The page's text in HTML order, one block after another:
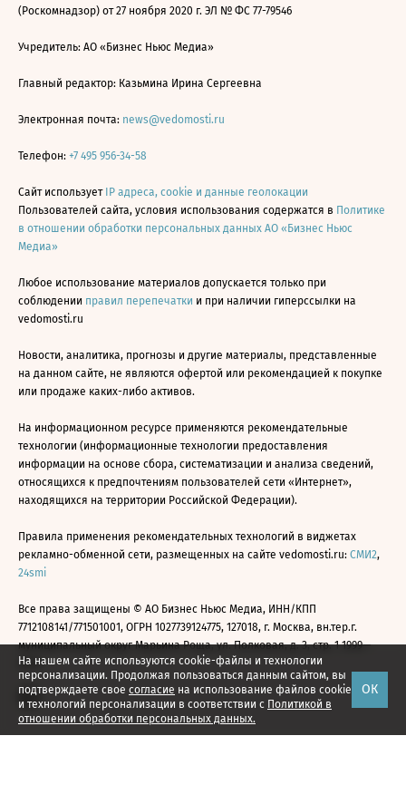
На нашем сайте используются cookie-файлы и технологии
персонализации. Продолжая пользоваться данным сайтом, вы
подтверждаете свое согласие на использование файлов cookie
и технологий персонализации в соответствии с Политикой в
отношении обработки персональных данных.
ОК
(Роскомнадзор) от 27 ноября 2020 г. ЭЛ № ФС 77-79546
Учредитель: АО «Бизнес Ньюс Медиа»
Главный редактор: Казьмина Ирина Сергеевна
Электронная почта: news@vedomosti.ru
Телефон: +7 495 956-34-58
Сайт использует IP адреса, cookie и данные геолокации
Пользователей сайта, условия использования содержатся в Политике
в отношении обработки персональных данных АО «Бизнес Ньюс
Медиа»
Любое использование материалов допускается только при
соблюдении правил перепечатки и при наличии гиперссылки на
vedomosti.ru
Новости, аналитика, прогнозы и другие материалы, представленные
на данном сайте, не являются офертой или рекомендацией к покупке
или продаже каких-либо активов.
На информационном ресурсе применяются рекомендательные
технологии (информационные технологии предоставления
информации на основе сбора, систематизации и анализа сведений,
относящихся к предпочтениям пользователей сети «Интернет»,
находящихся на территории Российской Федерации).
Правила применения рекомендательных технологий в виджетах
рекламно-обменной сети, размещенных на сайте vedomosti.ru: СМИ2,
24smi
Все права защищены © АО Бизнес Ньюс Медиа, ИНН/КПП
7712108141/771501001, ОГРН 1027739124775, 127018, г. Москва, вн.тер.г.
муниципальный округ Марьина Роща, ул. Полковая, д. 3, стр. 1 1999—
2026